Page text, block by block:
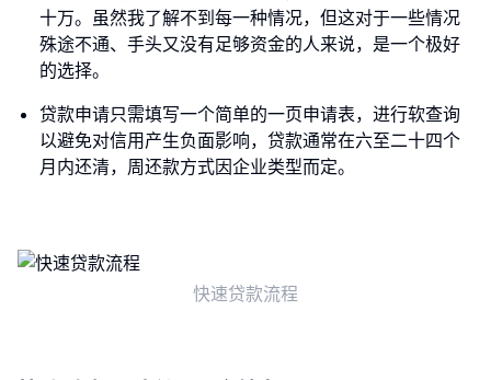
十万。虽然我了解不到每一种情况，但这对于一些情况
殊途不通、手头又没有足够资金的人来说，是一个极好
的选择。
贷款申请只需填写一个简单的一页申请表，进行软查询
以避免对信用产生负面影响，贷款通常在六至二十四个
月内还清，周还款方式因企业类型而定。
快速贷款流程